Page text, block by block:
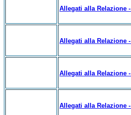
Allegati alla Relazione
Allegati alla Relazione
Allegati alla Relazione
Allegati alla Relazione